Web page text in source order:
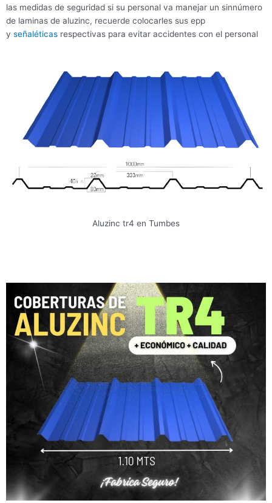
las medidas de seguridad si su personal va manejar un sinnúmero
de laminas de aluzinc, recuerde colocarles sus epp
y señaléticas respectivas para evitar accidentes con el personal
Aluzinc tr4 en Tumbes